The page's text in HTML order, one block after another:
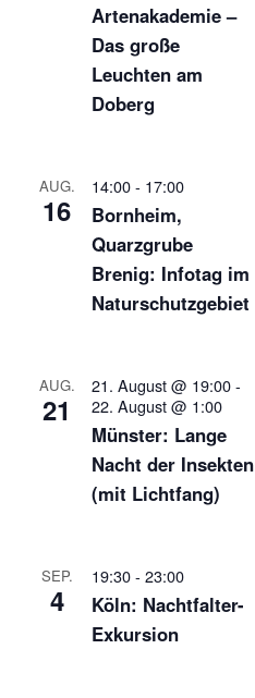
Artenakademie –
Das große
Leuchten am
Doberg
AUG.
16
14:00- 17:00
Bornheim,
Quarzgrube
Brenig: Infotag im
Naturschutzgebiet
AUG.
21
21. August @ 19:00-
22. August @ 1:00
Münster: Lange
Nacht der Insekten
(mit Lichtfang)
SEP.
4
19:30- 23:00
Köln: Nachtfalter-
Exkursion